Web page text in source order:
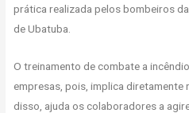
prática realizada pelos bombeiros
de Ubatuba.
O treinamento de combate a
empresas, pois, implica diretamente
disso, ajuda os colaboradores a